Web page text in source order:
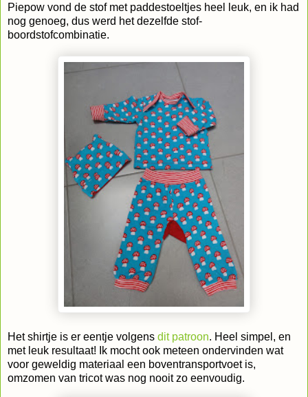
Piepow vond de stof met paddestoeltjes heel leuk, en ik had
nog genoeg, dus werd het dezelfde stof-
boordstofcombinatie.
Het shirtje is er eentje volgens dit patroon. Heel simpel, en
met leuk resultaat! Ik mocht ook meteen ondervinden wat
voor geweldig materiaal een boventransportvoet is,
omzomen van tricot was nog nooit zo eenvoudig.